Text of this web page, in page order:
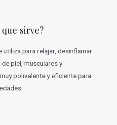
i
o
e
s
sirve?
utiliza para relajar, desinflamar
piel, musculares y
polivalente y eficiente para